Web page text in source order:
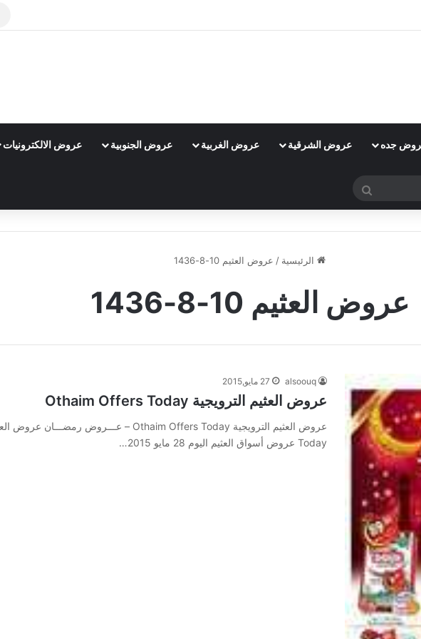
جده عروض الشرقية عروض الغربية عروض الجنوبية عروض الالكترونيات
بحث
الرئيسية / عروض العثيم 10-8-1436
عروض العثيم 10-8-1436
alsoouq 27 مايو,2015
عروض العثيم الترويجية Othaim Offers Today
Today عروض أسواق العثيم اليوم 28 مايو 2015…